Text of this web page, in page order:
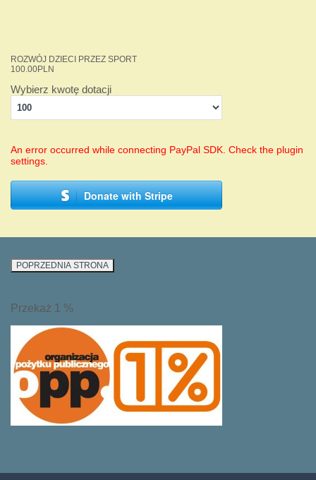
ROZWÓJ DZIECI PRZEZ SPORT
100.00PLN
Wybierz kwotę dotacji
An error occurred while connecting PayPal SDK. Check the plugin
settings.
Donate with Stripe
Przekaż 1 %